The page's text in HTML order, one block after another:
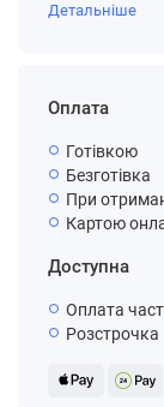
Детальніше
Оплата
Готівкою
Безготівка
При
Картою
Доступна
Оплата
Розстрочка